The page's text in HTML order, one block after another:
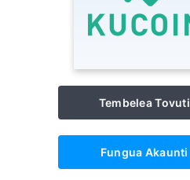
Tembelea Tovuti
Fungua Akaunti